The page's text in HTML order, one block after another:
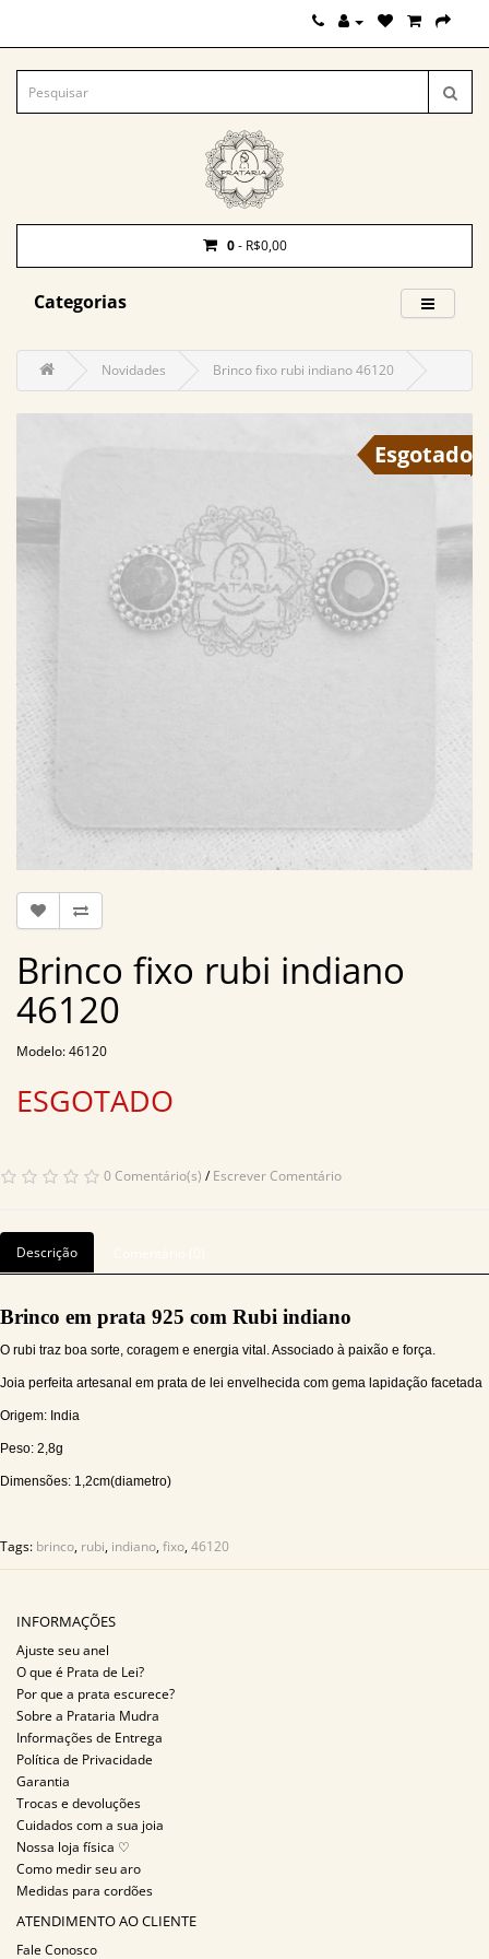
0- R$0,00
Categorias
Novidades Brinco fixo rubi indiano 46120
Brinco fixo rubi indiano
46120
Modelo: 46120
ESGOTADO
0 Comentário(s) /Escrever Comentário
Descrição
Brinco em prata 925 com Rubi indiano
O rubi traz boa sorte, coragem e energia vital. Associado à paixão e força.
Joia perfeita artesanal em prata de lei envelhecida com gema lapidação facetada
Origem: India
Peso: 2,8g
Dimensões: 1,2cm(diametro)
Tags: brinco, rubi, indiano,fixo,46120
INFORMAÇÕES
Ajuste seu anel
O que é Prata de Lei?
Por que a prata escurece?
Sobre a Prataria Mudra
Informações de Entrega
Política de Privacidade
Garantia
Trocas e devoluções
Cuidados com a sua joia
Nossa loja física ♡
Como medir seu aro
Medidas para cordões
ATENDIMENTO AO CLIENTE
Fale Conosco